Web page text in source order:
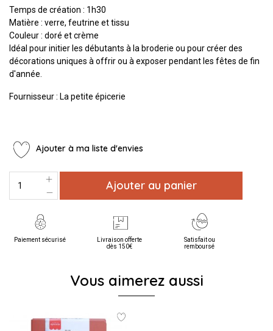
Temps de création : 1h30
Matière : verre, feutrine et tissu
Couleur : doré et crème
Idéal pour initier les débutants à la broderie ou pour créer des
décorations uniques à offrir ou à exposer pendant les fêtes de fin
d'année.
Fournisseur : La petite épicerie
Ajouter à ma liste d'envies
Ajouter au panier
Paiement sécurisé
Livraison offerte
dès 150€
Satisfait ou
remboursé
Vous aimerez aussi